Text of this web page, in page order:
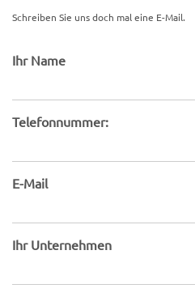
​Schreiben Sie uns doch mal eine E-Mail.
Ihr Name
Telefonnummer:
E-Mail
Ihr Unternehmen